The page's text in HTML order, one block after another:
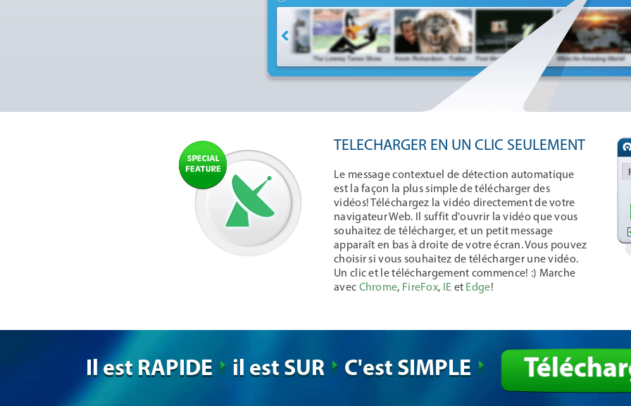
TELECHARGER EN UN CLIC SEULEMENT
Le message contextuel de détection automatique
est la façon la plus simple de télécharger des
vidéos! Téléchargez la vidéo directement de votre
navigateur Web. Il suffit d'ouvrir la vidéo que vous
souhaitez de télécharger, et un petit message
apparaît en bas à droite de votre écran. Vous pouvez
choisir si vous souhaitez de télécharger une vidéo.
Un clic et le téléchargement commence! :) Marche
avec Chrome, FireFox, IE et Edge!
Il est RAPIDE il est SUR C'est SIMPLE